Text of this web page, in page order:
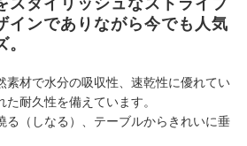
インでありながら今でも人気
材で水分の吸収性、速乾性に優れてい
耐久性を備えています。
（しなる）、テーブルからきれいに垂